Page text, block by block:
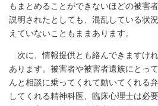
もまとめることができないほどの被害
説明されたとしても、混乱している状
えていないこともままあります。
次に、情報提供とも絡んできますけ
あります。被害者や被害者遺族にとっ
んと相談に乗ってくれて動いてくれる
してくれる精神科医、臨床心理士は必